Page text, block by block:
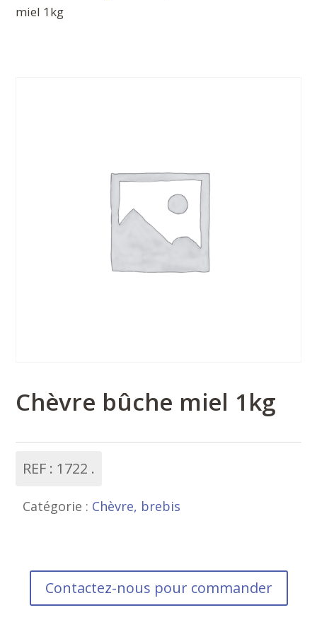
miel 1kg
Chèvre bûche miel 1kg
REF : 1722
Catégorie : Chèvre, brebis
Contactez-nous pour commander